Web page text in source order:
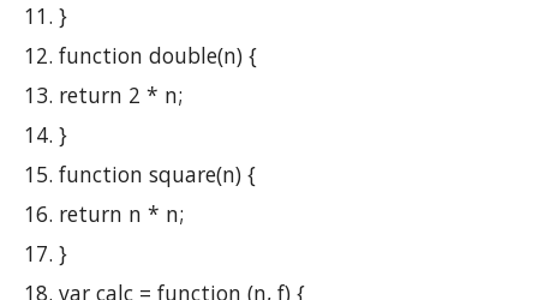
}
function double(n) {
return 2 * n;
}
function square(n) {
return n * n;
}
var calc = function (n, f) {